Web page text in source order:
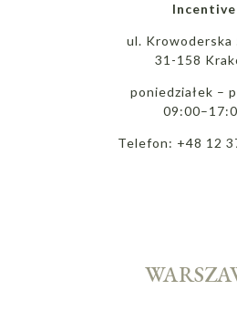
Incentive
ul. Krowoderska
31-158
poniedziałek –
Telefon: +48 12